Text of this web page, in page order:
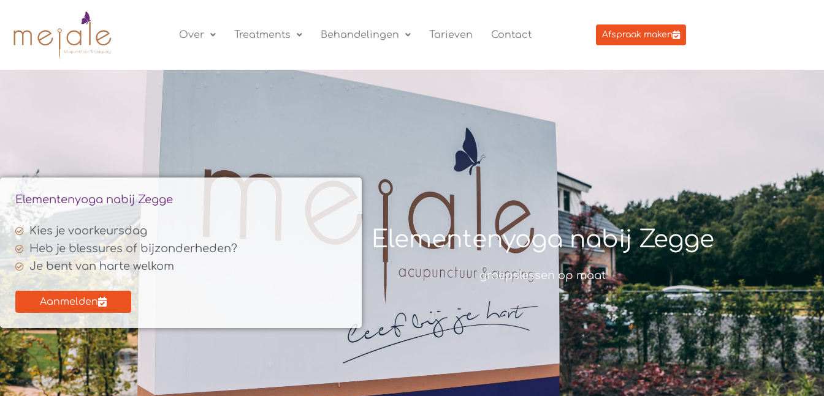
de
Over Treatments Behandelingen Tarieven Contact Afspraak maken
Elementenyoga nabij Zegge
Kies je voorkeursdag
Heb je blessures of bijzonderheden?
Je bent van harte welkom
Aanmelden
Elementenyoga nabij Zegge
groepslessen op maat